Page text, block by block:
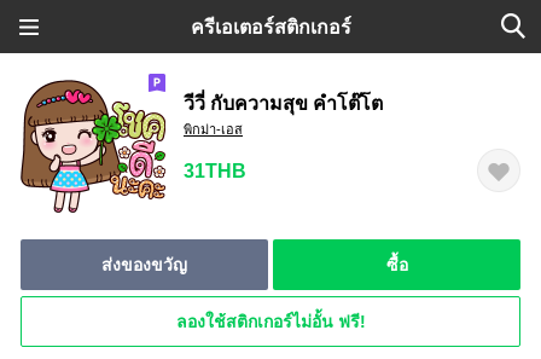
ครีเอเตอร์สติกเกอร์
วีวี่ กับความสุข คำโต๊โต
พิกม่า-เอส
31THB
ส่งของขวัญ ซื้อ
ลองใช้สติกเกอร์ไม่อั้น ฟรี!